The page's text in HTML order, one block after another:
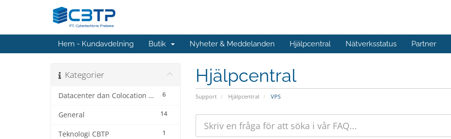
Hem - Kundavdelning Butik Nyheter & Meddelanden Hjälpcentral Nätverksstatus Partner
Hjälpcentral
Support Hjälpcentral VPS
Kategorier
6
Datacenter dan Colocation Service
14
General
1
Teknologi CBTP